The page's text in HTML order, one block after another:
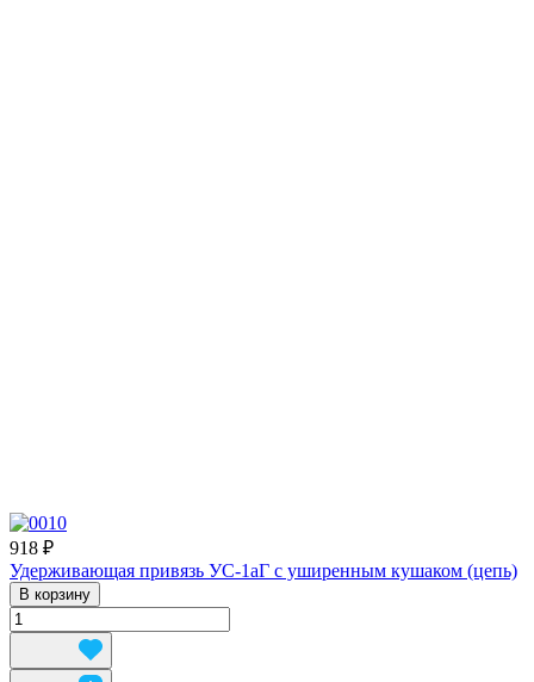
918 ₽
Удерживающая привязь УС-1аГ с уширенным кушаком (цепь)
В корзину